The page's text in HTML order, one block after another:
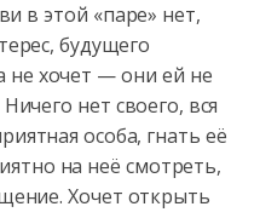
в этой «паре» нет,
будущего
не хочет — они ей не
нет своего, вся
особа, гнать её
на неё смотреть,
Хочет открыть